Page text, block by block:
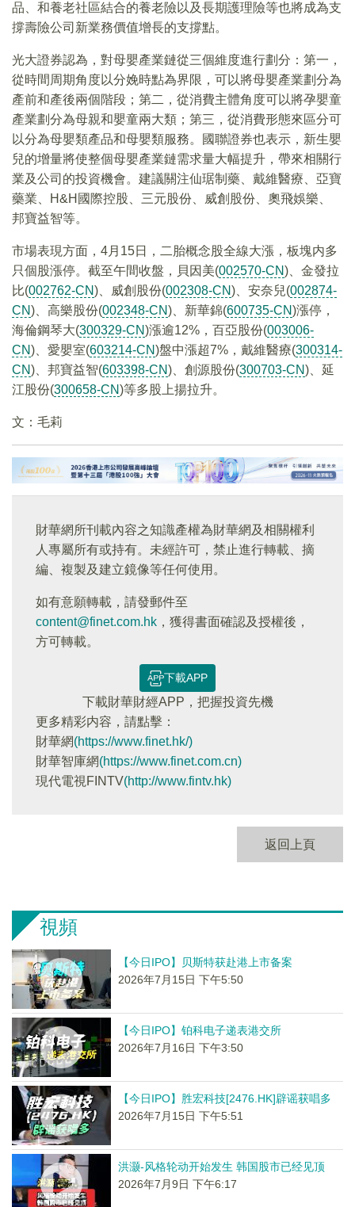
品、和養老社區結合的養老險以及長期護理險等也將成為支
撐壽險公司新業務價值增長的支撐點。
光大證券認為，對母嬰產業鏈從三個維度進行劃分：第一，
從時間周期角度以分娩時點為界限，可以將母嬰產業劃分為
產前和產後兩個階段；第二，從消費主體角度可以將孕嬰童
產業劃分為母親和嬰童兩大類；第三，從消費形態來區分可
以分為母嬰類產品和母嬰類服務。國聯證券也表示，新生嬰
兒的增量將使整個母嬰產業鏈需求量大幅提升，帶來相關行
業及公司的投資機會。建議關注仙琚制藥、戴維醫療、亞寶
藥業、H&H國際控股、三元股份、威創股份、奧飛娛樂、
邦寶益智等。
市場表現方面，4月15日，二胎概念股全線大漲，板塊内多
只個股漲停。截至午間收盤，貝因美(002570-CN)、金發拉
比(002762-CN)、威創股份(002308-CN)、安奈兒(002874-
CN)、高樂股份(002348-CN)、新華錦(600735-CN)漲停，
海倫鋼琴大(300329-CN)漲逾12%，百亞股份(003006-
CN)、愛嬰室(603214-CN)盤中漲超7%，戴維醫療(300314-
CN)、邦寶益智(603398-CN)、創源股份(300703-CN)、延
江股份(300658-CN)等多股上揚拉升。
文：毛莉
財華網所刊載內容之知識產權為財華網及相關權利
人專屬所有或持有。未經許可，禁止進行轉載、摘
編、複製及建立鏡像等任何使用。
如有意願轉載，請發郵件至
content@finet.com.hk ，獲得書面確認及授權後，
方可轉載。
下載APP
下載財華財經APP，把握投資先機
更多精彩内容，請點擊：
財華網(https://www.finet.hk/)
財華智庫網(https://www.finet.com.cn)
現代電視FINTV(http://www.fintv.hk)
返回上頁
視頻
【今日IPO】贝斯特获赴港上市备案
2026年7月15日 下午5:50
【今日IPO】铂科电子递表港交所
2026年7月16日 下午3:50
【今日IPO】胜宏科技[2476.HK]辟谣获唱多
2026年7月15日 下午5:51
洪灏-风格轮动开始发生 韩国股市已经见顶
2026年7月9日 下午6:17